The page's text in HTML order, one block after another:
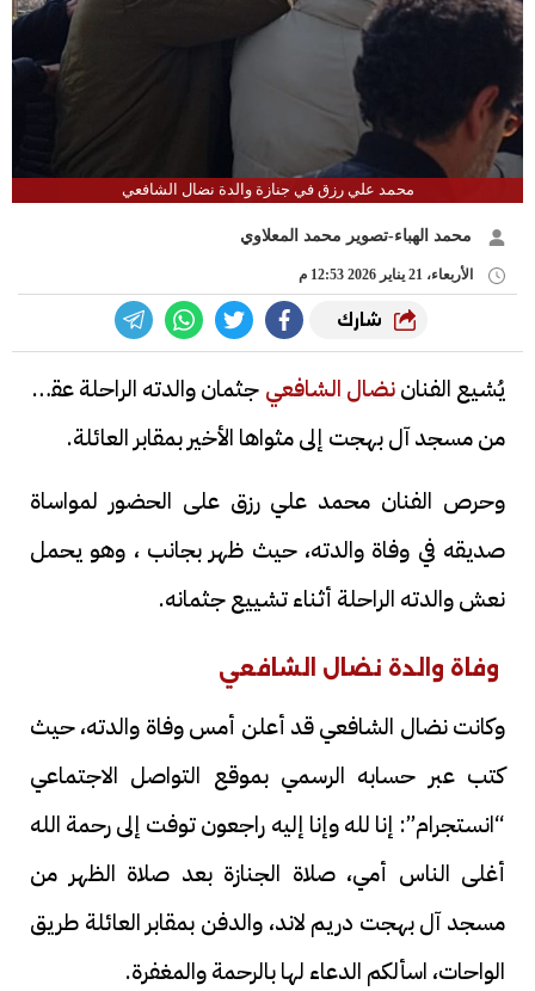
محمد علي رزق في جنازة والدة نضال الشافعي
محمد الهباء-تصوير محمد المعلاوي
الأربعاء، 21 يناير 2026 12:53 م
شارك
يُشيع الفناننضال الشافعي جثمان والدته الراحلة عقب
من مسجد آل بهجت إلى مثواها الأخير بمقابر العائلة.
وحرص الفنان محمد علي رزق على الحضور لمواساة
صديقه في وفاة والدته، حيث ظهر بجانب ، وهو يحمل
نعش والدته الراحلة أثناء تشييع جثمانه.
وفاة والدة نضال الشافعي
وكانت نضال الشافعي قد أعلن أمس وفاة والدته، حيث
كتب عبر حسابه الرسمي بموقع التواصل الاجتماعي
“انستجرام”: إنا لله وإنا إليه راجعون توفت إلى رحمة الله
أغلى الناس أمي، صلاة الجنازة بعد صلاة الظهر من
مسجد آل بهجت دريم لاند، والدفن بمقابر العائلة طريق
الواحات، اسألكم الدعاء لها بالرحمة والمغفرة.